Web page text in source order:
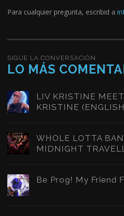
Para cualquier pregunta, escribid a
SIGUE LA CONVERSACIÓN
LO MÁS
LIV KRISTINE
KRISTINE
WHOLE LOTTA
MIDNIGHT
Be Prog! My Friend